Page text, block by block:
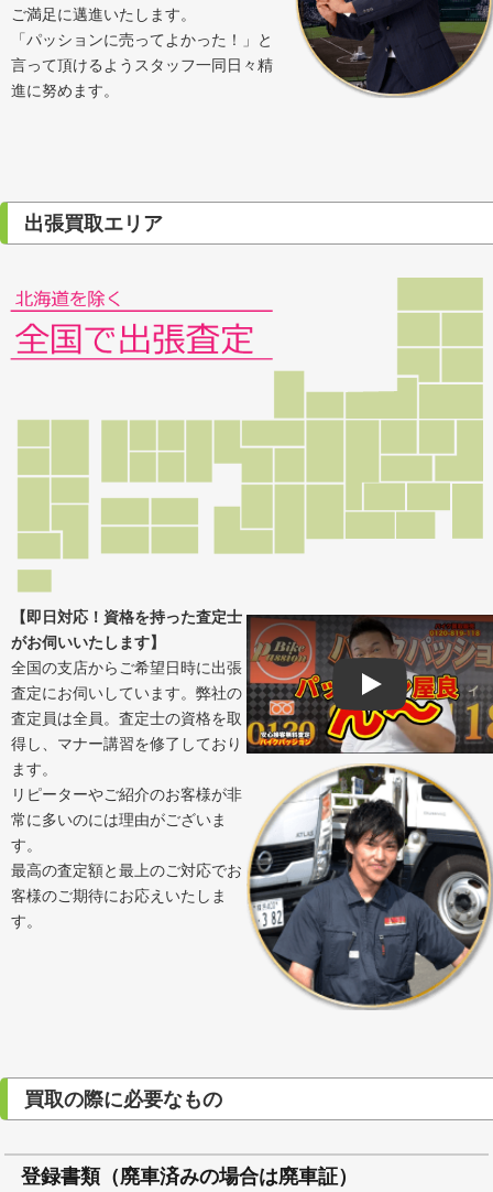
ご満足に邁進いたします。
「パッションに売ってよかった！」と
言って頂けるようスタッフ一同日々精
進に努めます。
出張買取エリア
Play
【即日対応！資格を持った査定士
がお伺いいたします】
全国の支店からご希望日時に出張
査定にお伺いしています。弊社の
査定員は全員。査定士の資格を取
得し、マナー講習を修了しており
ます。
リピーターやご紹介のお客様が非
常に多いのには理由がございま
す。
最高の査定額と最上のご対応でお
客様のご期待にお応えいたしま
す。
買取の際に必要なもの
登録書類（廃車済みの場合は廃車証）